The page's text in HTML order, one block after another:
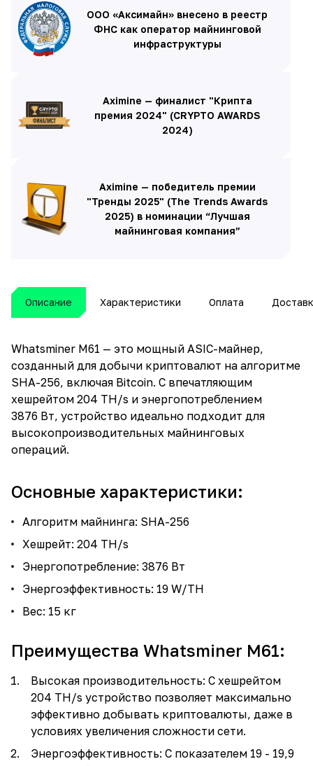
ООО «Аксимайн» внесено в реестр
ФНС как оператор майнинговой
инфраструктуры
Aximine — финалист "Крипта
премия 2024" (CRYPTO AWARDS
2024)
Aximine — победитель премии
"Тренды 2025" (The Trends Awards
2025) в номинации “Лучшая
майнинговая компания”
Описание Характеристики Оплата
Whatsminer M61 — это мощный ASIC-майнер,
созданный для добычи криптовалют на алгоритме
SHA-256, включая Bitcoin. С впечатляющим
хешрейтом 204 TH/s и энергопотреблением
3876 Вт, устройство идеально подходит для
высокопроизводительных майнинговых
операций.
Основные характеристики:
Алгоритм майнинга: SHA-256
Хешрейт: 204 TH/s
Энергопотребление: 3876 Вт
Энергоэффективность: 19 W/TH
Вес: 15 кг
Преимущества Whatsminer M61:
Высокая производительность: С хешрейтом
204 TH/s устройство позволяет максимально
эффективно добывать криптовалюты, даже в
условиях увеличения сложности сети.
Энергоэффективность: С показателем 19 - 19,9